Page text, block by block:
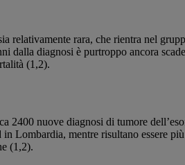
relativamente rara, che rientra nel
dalla diagnosi è purtroppo ancora
(1,2).
2400 nuove diagnosi di tumore
Lombardia, mentre risultano essere
(1,2).